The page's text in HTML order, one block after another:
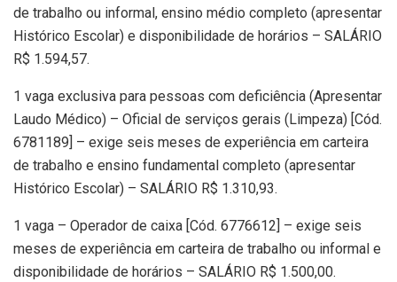
de trabalho ou informal, ensino médio completo (apresentar
Histórico Escolar) e disponibilidade de horários – SALÁRIO
R$ 1.594,57.
1 vaga exclusiva para pessoas com deficiência (Apresentar
Laudo Médico) – Oficial de serviços gerais (Limpeza) [Cód.
6781189] – exige seis meses de experiência em carteira
de trabalho e ensino fundamental completo (apresentar
Histórico Escolar) – SALÁRIO R$ 1.310,93.
1 vaga – Operador de caixa [Cód. 6776612] – exige seis
meses de experiência em carteira de trabalho ou informal e
disponibilidade de horários – SALÁRIO R$ 1.500,00.